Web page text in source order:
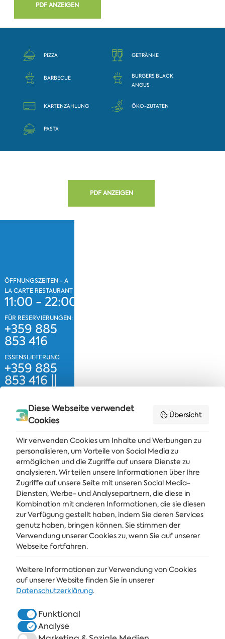
PDF ANZEIGEN
PIZZA GETRÄNKE
BARBECUE
BURGERS BLACK
ANGUS
KARTENZAHLUNG ÖKO-ZUTATEN
PASTA
PDF ANZEIGEN
ÖFFNUNGSZEITEN - A
LA CARTE RESTAURANT
11:00 - 22:00
FÜR RESERVIERUNGEN:
+359 885
853 416
ESSENSLIEFERUNG
+359 885
853 416 ||
0700 12 110
celebrita@albena.bg
Holen Sie sich die neuesten Nachrichten und Angebote direkt in Ihren
Posteingang
ABONNIEREN
ALBENA
SPA & GESUNDHEIT
Diese Webseite verwendet
Cookies
Übersicht
Wir verwenden Cookies um Inhalte und Werbungen zu
personalisieren, um Vorteile von Social Media zu
ermöglichen und die Zugriffe auf unsere Dienste zu
analysieren. Wir teilen unsere Informationen über Ihre
Zugriffe auf unsere Seite mit unseren Social Media-
Diensten, Werbe- und Analysepartnern, die diese in
Kombination mit anderen Informationen, die sie diesen
zur Verfügung gestellt haben, indem Sie deren Services
genutz haben, bringen können. Sie stimmen der
Verwendung unserer Cookies zu, wenn Sie auf unserer
Webseite fortfahren.
Weitere Informationen zur Verwendung von Cookies
auf unserer Website finden Sie in unserer
Datenschutzerklärung.
Funktional
Analyse